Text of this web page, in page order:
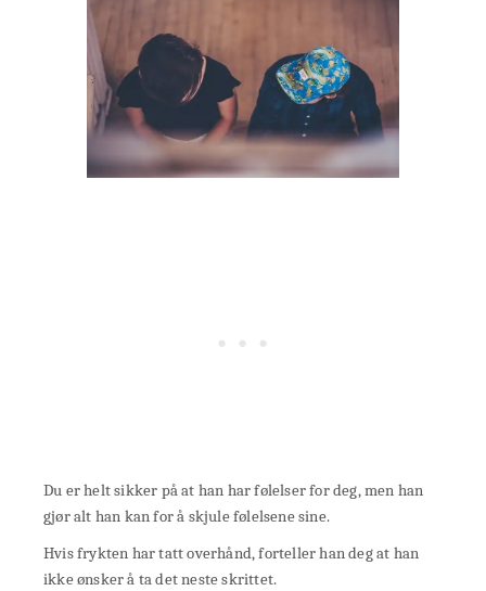
Du er helt sikker på at han har følelser for deg, men han
gjør alt han kan for å skjule følelsene sine.
Hvis frykten har tatt overhånd, forteller han deg at han
ikke ønsker å ta det neste skrittet.